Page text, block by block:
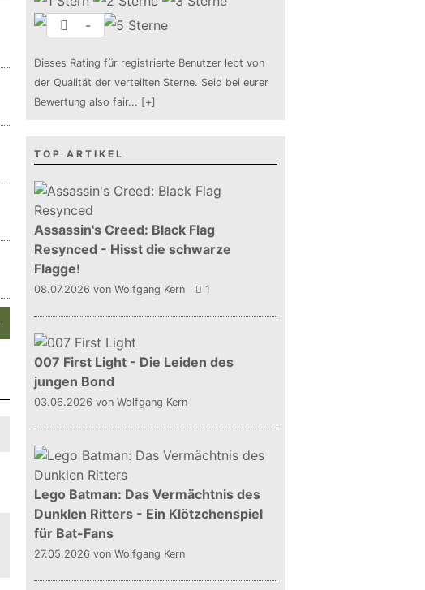
-
Dieses Rating für registrierte Benutzer lebt von
der Qualität der verteilten Sterne. Seid bei eurer
Bewertung also fair... [+]
TOP ARTIKEL
Assassin's Creed: Black Flag
Resynced - Hisst die schwarze
Flagge!
08.07.2026 von Wolfgang Kern 1
007 First Light - Die Leiden des
jungen Bond
03.06.2026 von Wolfgang Kern
Lego Batman: Das Vermächtnis des
Dunklen Ritters - Ein Klötzchenspiel
für Bat-Fans
27.05.2026 von Wolfgang Kern